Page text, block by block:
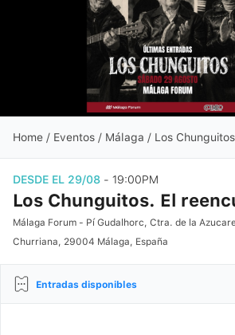
Home / Eventos / Málaga / Los Chunguitos.
DESDE EL 29/08 - 19:00PM
Los Chunguitos. El
Málaga Forum - Pí Gudalhorc, Ctra. de la
Churriana, 29004 Málaga, España
Entradas disponibles